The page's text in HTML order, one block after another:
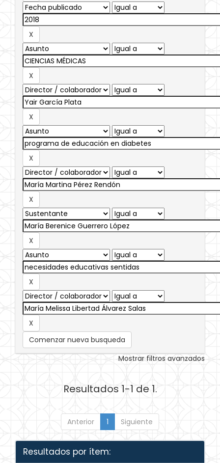
Comenzar nueva busqueda
Mostrar filtros avanzados
Resultados 1-1 de 1.
Anterior 1 Siguiente
Resultados por ítem: